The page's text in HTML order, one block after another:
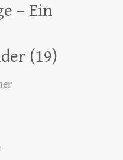
– Ein
(19)